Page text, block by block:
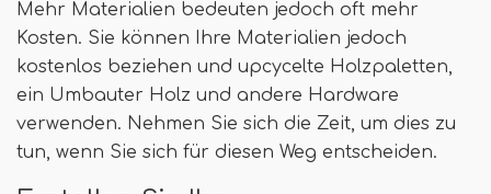
Mehr Materialien bedeuten jedoch oft mehr
Kosten. Sie können Ihre Materialien jedoch
kostenlos beziehen und upcycelte Holzpaletten,
ein Umbauter Holz und andere Hardware
verwenden. Nehmen Sie sich die Zeit, um dies zu
tun, wenn Sie sich für diesen Weg entscheiden.